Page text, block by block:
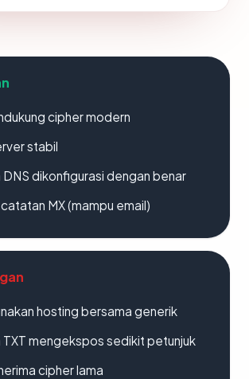
cipher modern
stabil
dikonfigurasi dengan benar
MX (mampu email)
hosting bersama generik
mengekspos sedikit petunjuk
cipher lama